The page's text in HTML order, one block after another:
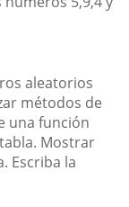
aleatorios
métodos de
una función
Mostrar
Escriba la